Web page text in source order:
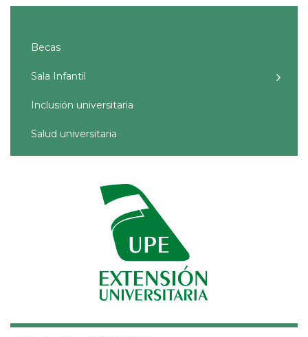
Becas
Sala Infantil
Inclusión universitaria
Salud universitaria